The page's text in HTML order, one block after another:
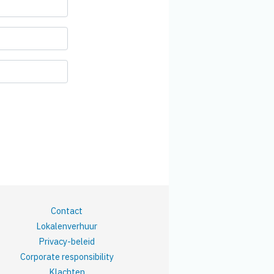
Contact
Lokalenverhuur
Privacy-beleid
Corporate responsibility